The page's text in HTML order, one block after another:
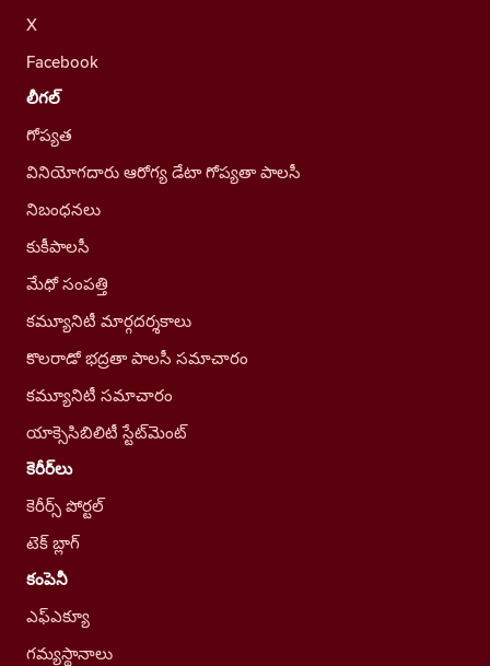
X
Facebook
లీగల్
గోప్యత
వినియోగదారు ఆరోగ్య డేటా గోప్యతా పాలసీ
నిబంధనలు
కుకీపాలసీ
మేధో సంపత్తి
కమ్యూనిటీ మార్గదర్శకాలు
కొలరాడో భద్రతా పాలసీ సమాచారం
కమ్యూనిటీ సమాచారం
యాక్సెసిబిలిటీ స్టేట్‌మెంట్
కెరీర్‌లు
కెరీర్స్ పోర్టల్
టెక్ బ్లాగ్
కంపెనీ
ఎఫ్ఎక్యూ
గమ్యస్థానాలు